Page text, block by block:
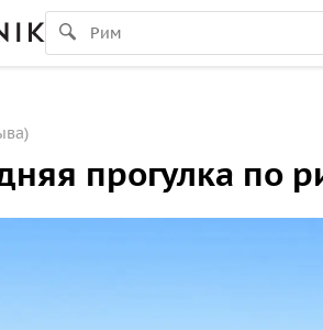
прогулка по